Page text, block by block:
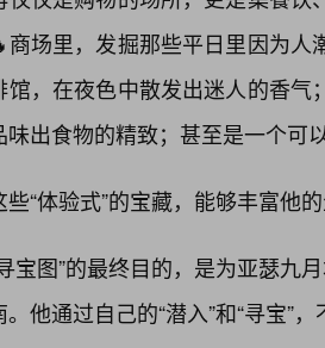
商场里，发掘那些平日里因为
馆，在夜色中散发出迷人的香
味出食物的精致；甚至是一个可
些“体验式”的宝藏，能够丰富他
宝图”的最终目的，是为亚瑟九
。他通过自己的“潜入”和“寻宝”